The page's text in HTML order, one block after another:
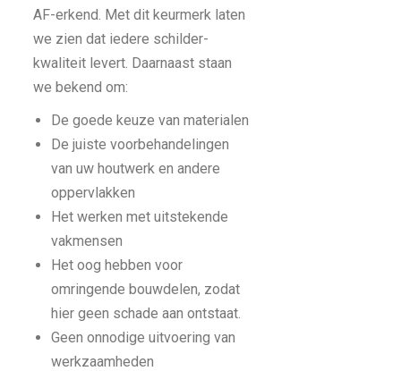
AF-erkend. Met dit keurmerk laten
we zien dat iedere schilder-
kwaliteit levert. Daarnaast staan
we bekend om:
De goede keuze van materialen
De juiste voorbehandelingen
van uw houtwerk en andere
oppervlakken
Het werken met uitstekende
vakmensen
Het oog hebben voor
omringende bouwdelen, zodat
hier geen schade aan ontstaat.
Geen onnodige uitvoering van
werkzaamheden